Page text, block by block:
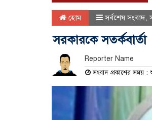
হোম সর্বশেষ সংবাদ,
সরকারকে সতর্কবার্তা
Reporter Name
সংবাদ প্রকাশের সময় :